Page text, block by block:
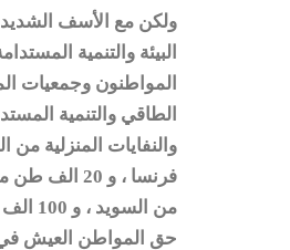
ولكن مع الأسف الشديد
البيئة والتنمية
المواطنون وجمعيات
الطاقي والتنمية
من
حق المواطن العيش في